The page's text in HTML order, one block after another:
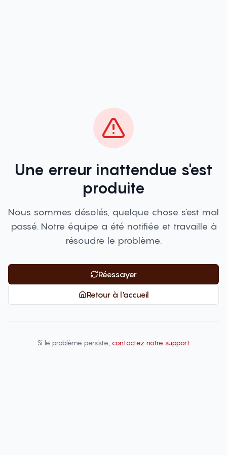
Une erreur inattendue s'est
produite
Nous sommes désolés, quelque chose s'est mal
passé. Notre équipe a été notifiée et travaille à
résoudre le problème.
Réessayer
Retour à l'accueil
Si le problème persiste, contactez notre support